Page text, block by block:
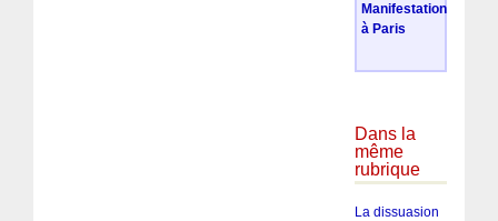
Manifestation
à Paris
Dans la
même
rubrique
La dissuasion